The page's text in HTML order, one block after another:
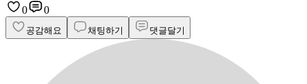
0 0
공감해요 채팅하기 댓글달기